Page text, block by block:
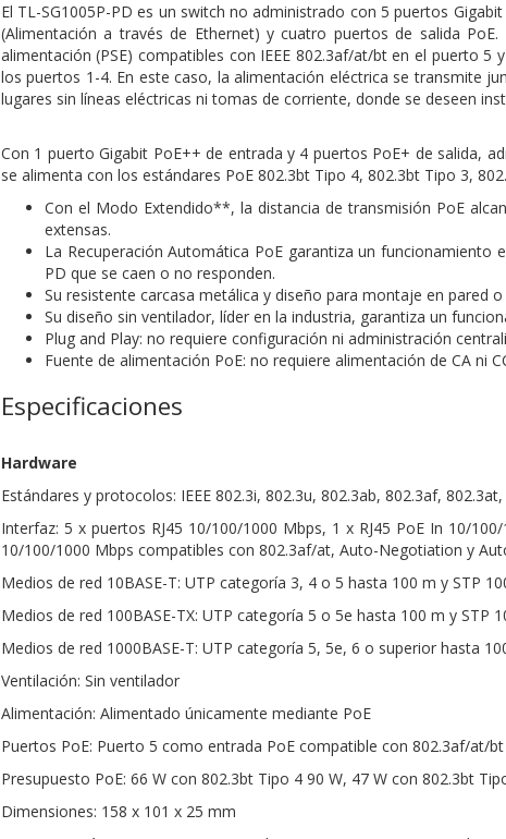
El TL-SG1005P-PD es un switch no administrado con 5 puertos
(Alimentación a través de Ethernet) y cuatro puertos de salida
alimentación (PSE) compatibles con IEEE 802.3af/at/bt en el puerto
los puertos 1-4. En este caso, la alimentación eléctrica se transmite
lugares sin líneas eléctricas ni tomas de corriente, donde se deseen
Con 1 puerto Gigabit PoE++ de entrada y 4 puertos PoE+ de salida,
se alimenta con los estándares PoE 802.3bt Tipo 4, 802.3bt Tipo 3,
Con el Modo Extendido**, la distancia de transmisión PoE
extensas.
La Recuperación Automática PoE garantiza un
PD que se caen o no responden.
Su resistente carcasa metálica y diseño para montaje en pared
Su diseño sin ventilador, líder en la industria, garantiza un
Plug and Play: no requiere configuración ni administración
Fuente de alimentación PoE: no requiere alimentación de CA ni
Especificaciones
Hardware
Estándares y protocolos: IEEE 802.3i, 802.3u, 802.3ab, 802.3af,
Interfaz: 5 x puertos RJ45 10/100/1000 Mbps, 1 x RJ45 PoE In 10/
10/100/1000 Mbps compatibles con 802.3af/at, Auto-Negotiation y
Medios de red 10BASE-T: UTP categoría 3, 4 o 5 hasta 100 m y STP
Medios de red 100BASE-TX: UTP categoría 5 o 5e hasta 100 m y STP
Medios de red 1000BASE-T: UTP categoría 5, 5e, 6 o superior hasta
Ventilación: Sin ventilador
Alimentación: Alimentado únicamente mediante PoE
Puertos PoE: Puerto 5 como entrada PoE compatible con 802.3af/at/
Presupuesto PoE: 66 W con 802.3bt Tipo 4 90 W, 47 W con 802.3bt
Dimensiones: 158 x 101 x 25 mm